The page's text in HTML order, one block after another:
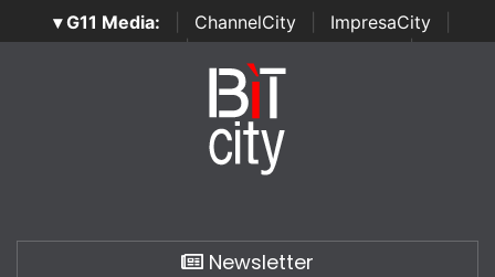
▾ G11 Media: ChannelCity ImpresaCity
SecurityOpenLab | Italian Channel Awards | Italian
Italian Security Awards
Newsletter